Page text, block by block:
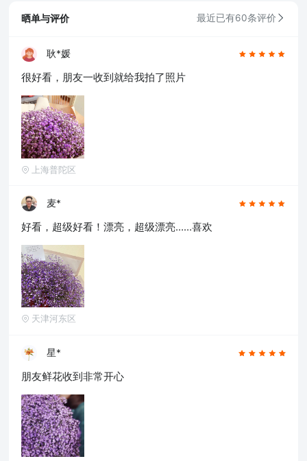
晒单与评价 最近已有60条评价
耿*媛
很好看，朋友一收到就给我拍了照片
上海普陀区
麦*
好看，超级好看！漂亮，超级漂亮……喜欢
天津河东区
星*
朋友鲜花收到非常开心